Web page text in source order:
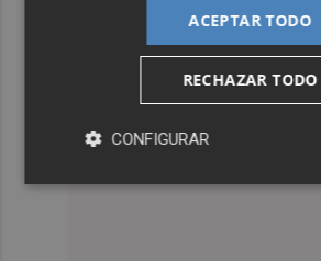
ACEPTAR TODO
RECHAZAR TODO
CONFIGURAR